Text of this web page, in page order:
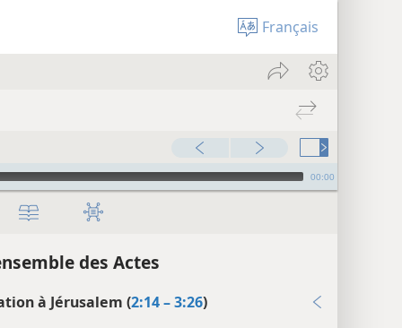
Français
00:00
des Actes
à Jérusalem (2:14 – 3:26)